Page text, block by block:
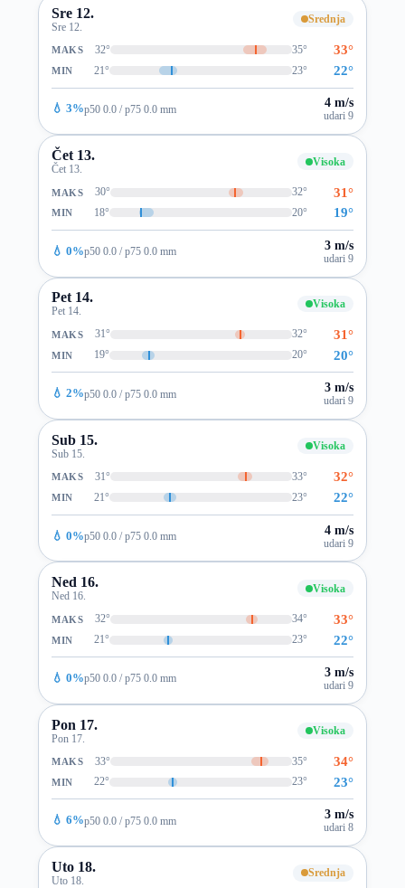
Sre 12.
Sre 12.
Srednja
MAKS 32° 35° 33°
MIN 21° 23° 22°
💧 3%p50 0.0 / p75 0.0 mm 4 m/s
udari 9
Čet 13.
Čet 13.
Visoka
MAKS 30° 32° 31°
MIN 18° 20° 19°
💧 0%p50 0.0 / p75 0.0 mm 3 m/s
udari 9
Pet 14.
Pet 14.
Visoka
MAKS 31° 32° 31°
MIN 19° 20° 20°
💧 2%p50 0.0 / p75 0.0 mm 3 m/s
udari 9
Sub 15.
Sub 15.
Visoka
MAKS 31° 33° 32°
MIN 21° 23° 22°
💧 0%p50 0.0 / p75 0.0 mm 4 m/s
udari 9
Ned 16.
Ned 16.
Visoka
MAKS 32° 34° 33°
MIN 21° 23° 22°
💧 0%p50 0.0 / p75 0.0 mm 3 m/s
udari 9
Pon 17.
Pon 17.
Visoka
MAKS 33° 35° 34°
MIN 22° 23° 23°
💧 6%p50 0.0 / p75 0.0 mm 3 m/s
udari 8
Uto 18.
Uto 18.
Srednja